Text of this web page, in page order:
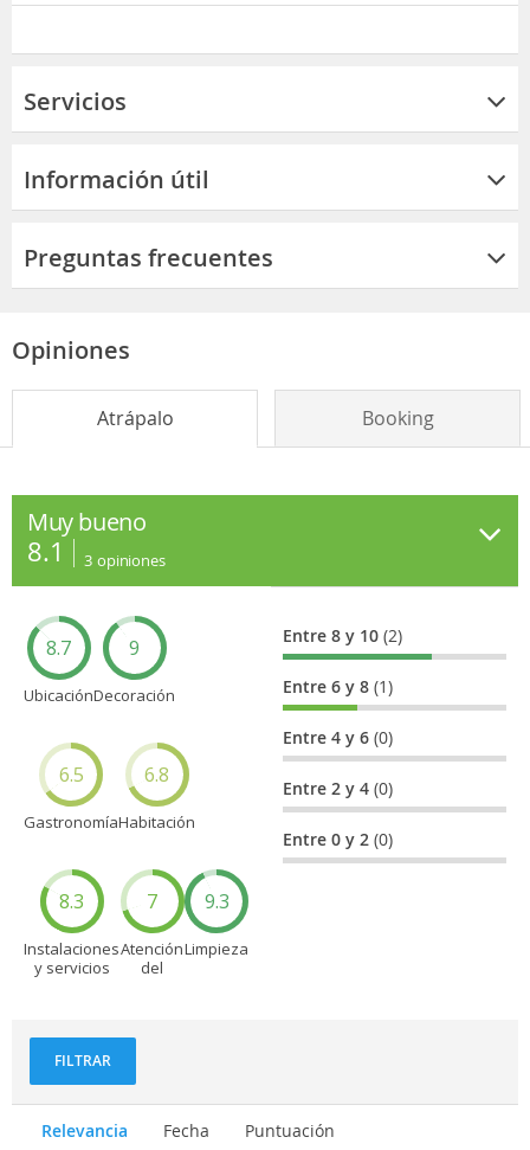
Servicios
Información útil
Preguntas frecuentes
Opiniones
Atrápalo Booking
Muy bueno
8.1 3 opiniones
8.7
Ubicación
9
Decoración
6.5
Gastronomía
6.8
Habitación
8.3
Instalaciones
y servicios
7
Atención
del
9.3
Limpieza
Entre 8 y 10(2)
Entre 6 y 8(1)
Entre 4 y 6(0)
Entre 2 y 4(0)
Entre 0 y 2(0)
FILTRAR
Relevancia Fecha Puntuación